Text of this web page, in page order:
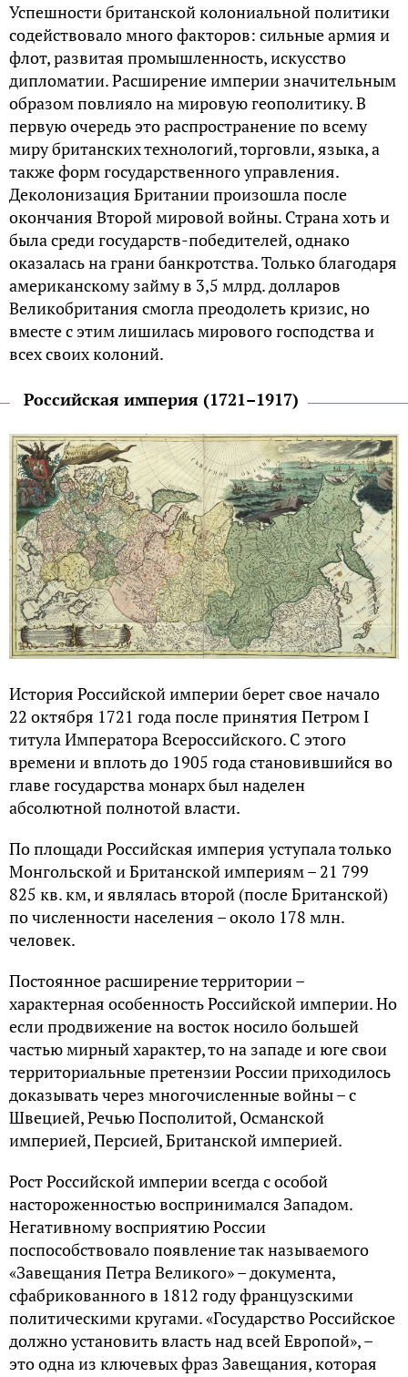
Успешности британской колониальной политики
содействовало много факторов: сильные армия и
флот, развитая промышленность, искусство
дипломатии. Расширение империи значительным
образом повлияло на мировую геополитику. В
первую очередь это распространение по всему
миру британских технологий, торговли, языка, а
также форм государственного управления.
Деколонизация Британии произошла после
окончания Второй мировой войны. Страна хоть и
была среди государств-победителей, однако
оказалась на грани банкротства. Только благодаря
американскому займу в 3,5 млрд. долларов
Великобритания смогла преодолеть кризис, но
вместе с этим лишилась мирового господства и
всех своих колоний.
Российская империя (1721–1917)
История Российской империи берет свое начало
22 октября 1721 года после принятия Петром I
титула Императора Всероссийского. С этого
времени и вплоть до 1905 года становившийся во
главе государства монарх был наделен
абсолютной полнотой власти.
По площади Российская империя уступала только
Монгольской и Британской империям – 21 799
825 кв. км, и являлась второй (после Британской)
по численности населения – около 178 млн.
человек.
Постоянное расширение территории –
характерная особенность Российской империи. Но
если продвижение на восток носило большей
частью мирный характер, то на западе и юге свои
территориальные претензии России приходилось
доказывать через многочисленные войны – с
Швецией, Речью Посполитой, Османской
империей, Персией, Британской империей.
Рост Российской империи всегда с особой
настороженностью воспринимался Западом.
Негативному восприятию России
поспособствовало появление так называемого
«Завещания Петра Великого» – документа,
сфабрикованного в 1812 году французскими
политическими кругами. «Государство Российское
должно установить власть над всей Европой», –
это одна из ключевых фраз Завещания, которая